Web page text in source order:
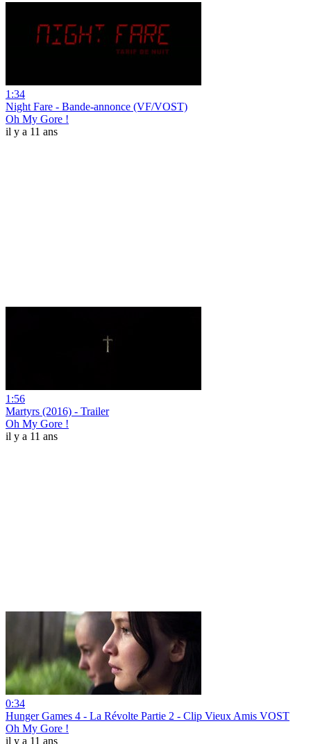
1:34
Night Fare - Bande-annonce (VF/VOST)
Oh My Gore !
il y a 11 ans
1:56
Martyrs (2016) - Trailer
Oh My Gore !
il y a 11 ans
0:34
Hunger Games 4 - La Révolte Partie 2 - Clip Vieux Amis VOST
Oh My Gore !
il y a 11 ans